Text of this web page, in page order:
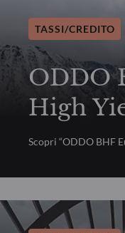
TASSI/CREDITO
ODDO
High
Scopri “ODDO BHF